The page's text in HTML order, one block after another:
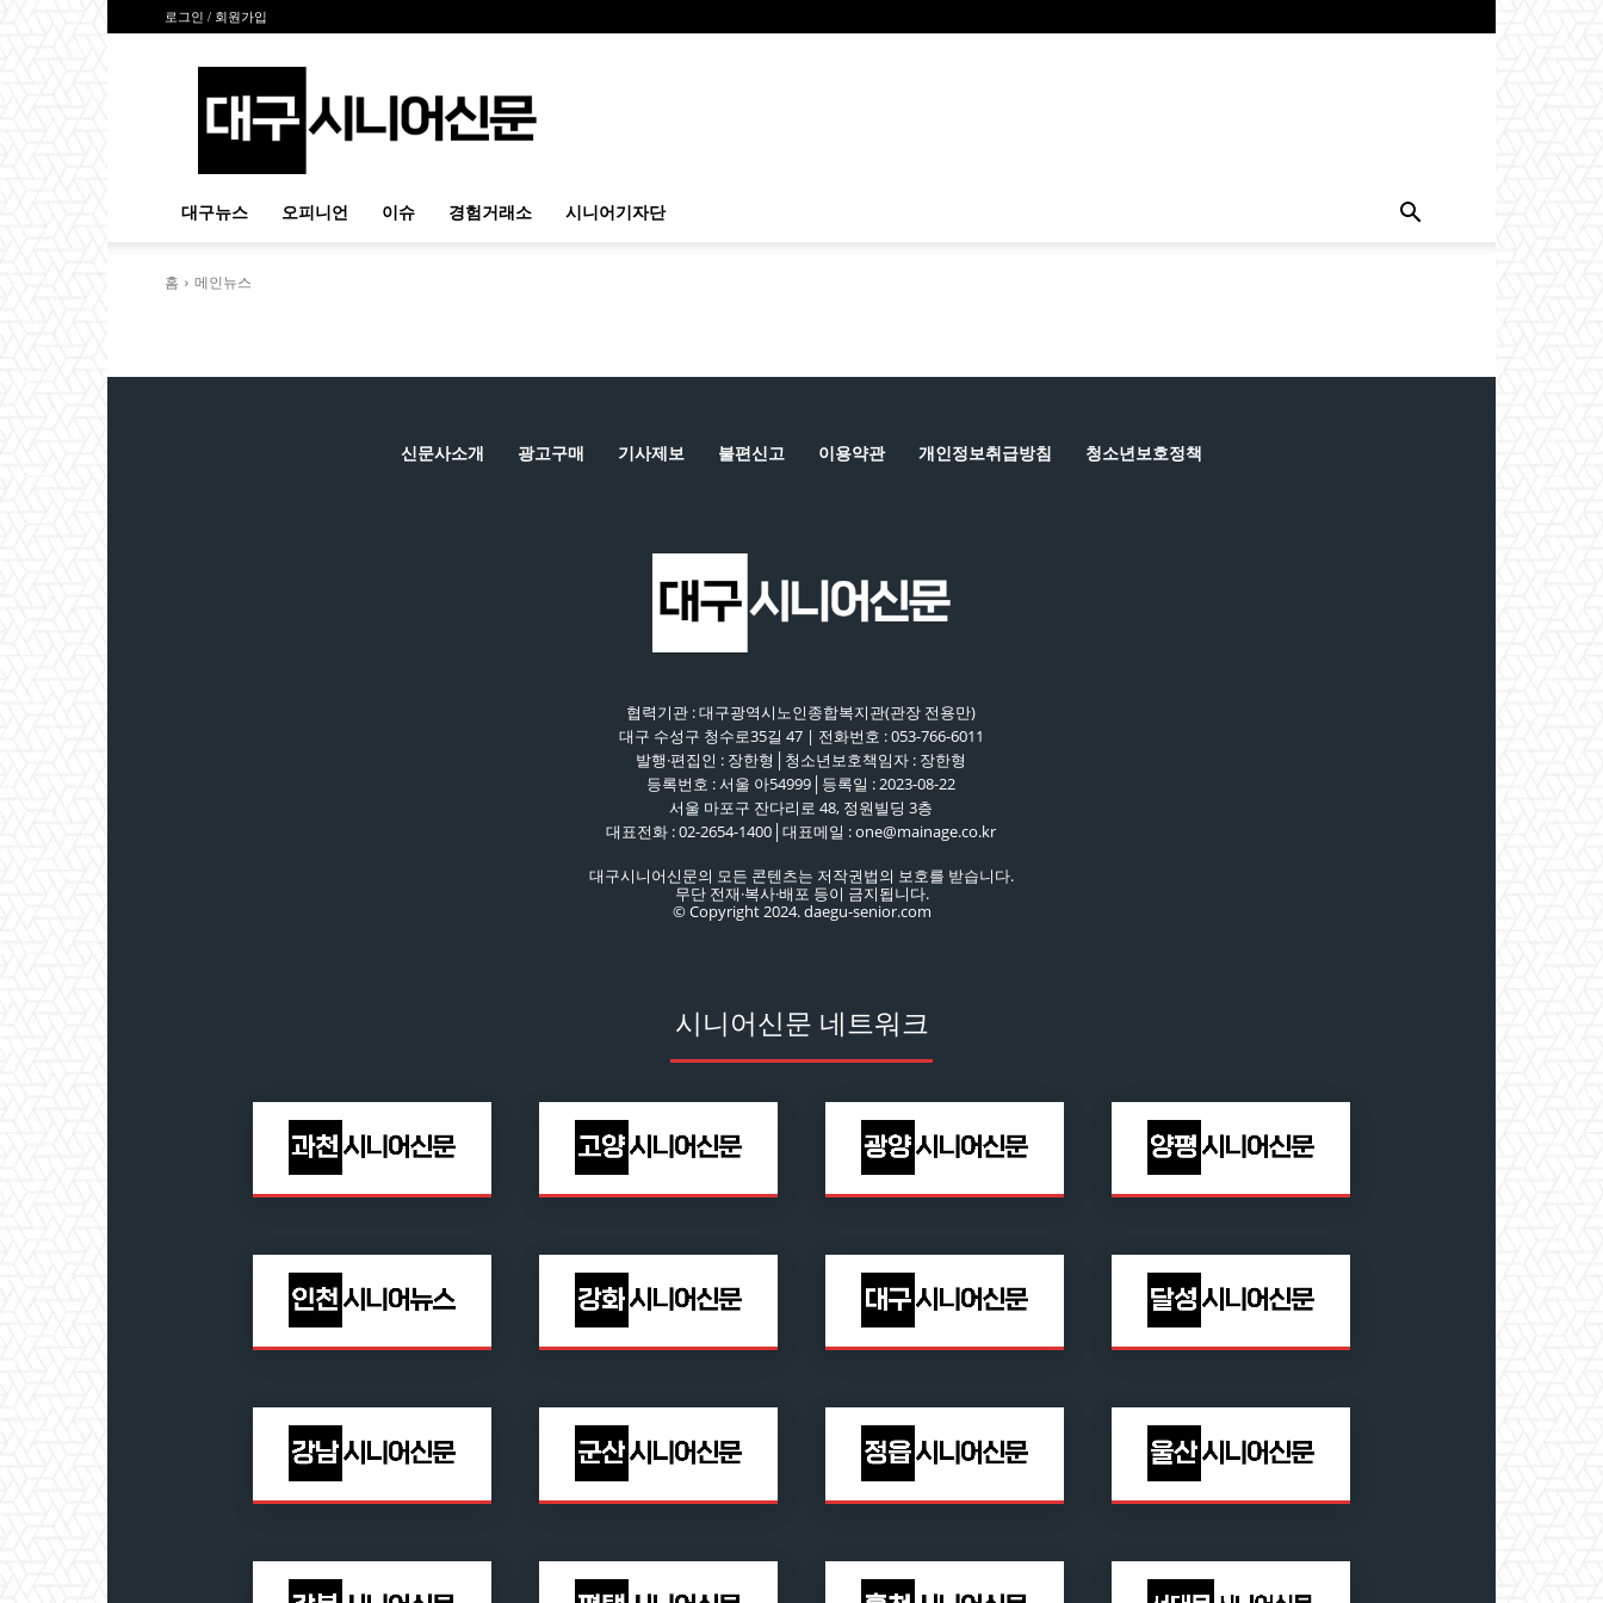
로그인 / 회원가입
시
대구뉴스 오피니언 이슈 경험거래소 시니어기자단
홈 메인뉴스
신문사소개 광고구매 기사제보 불편신고 이용약관 개인정보취급방침 청소년보호정책
협력기관 : 대구광역시노인종합복지관(관장 전용만)
대구 수성구 청수로35길 47 | 전화번호 : 053-766-6011
발행·편집인 : 장한형│청소년보호책임자 : 장한형
등록번호 : 서울 아54999│등록일 : 2023-08-22
서울 마포구 잔다리로 48, 정원빌딩 3층
대표전화 : 02-2654-1400│대표메일 : one@mainage.co.kr
대구시니어신문의 모든 콘텐츠는 저작권법의 보호를 받습니다.
무단 전재·복사·배포 등이 금지됩니다.
© Copyright 2024. daegu-senior.com
시니어신문 네트워크